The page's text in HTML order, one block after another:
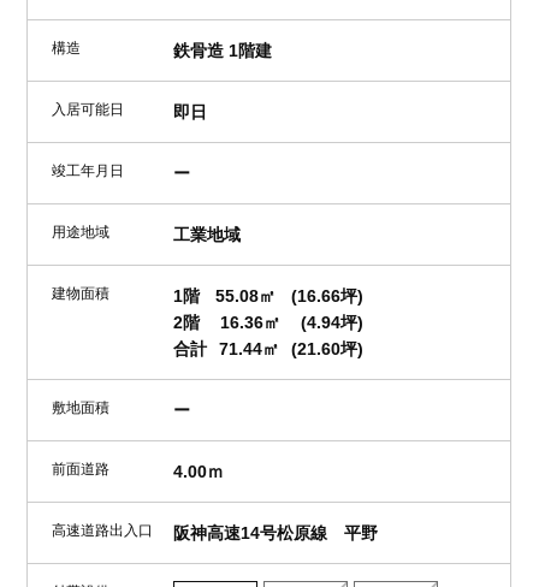
構造 鉄骨造 1階建
入居可能日 即日
竣工年月日 ー
用途地域 工業地域
建物面積 1階 55.08㎡
(16.66坪)
2階
16.36㎡
(4.94坪)
合計
71.44㎡ (21.60坪)
敷地面積 ー
前面道路 4.00ｍ
高速道路出入口 阪神高速14号松原線 平野